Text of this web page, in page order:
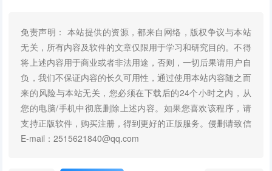
免责声明： 本站提供的资源，都来自网络，版权争议与本站
无关，所有内容及软件的文章仅限用于学习和研究目的。不得
将上述内容用于商业或者非法用途，否则，一切后果请用户自
负，我们不保证内容的长久可用性，通过使用本站内容随之而
来的风险与本站无关，您必须在下载后的24个小时之内，从
您的电脑/手机中彻底删除上述内容。如果您喜欢该程序，请
支持正版软件，购买注册，得到更好的正版服务。侵删请致信
E-mail：2515621840@qq.com